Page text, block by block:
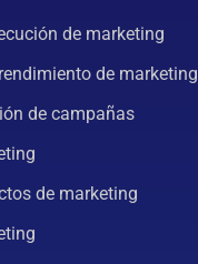
de marketing
de marketing
de campañas
de marketing